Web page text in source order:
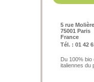
5 rue Molière
75001 Paris
France
Tél. : 01 42
Du 100%
italiennes du